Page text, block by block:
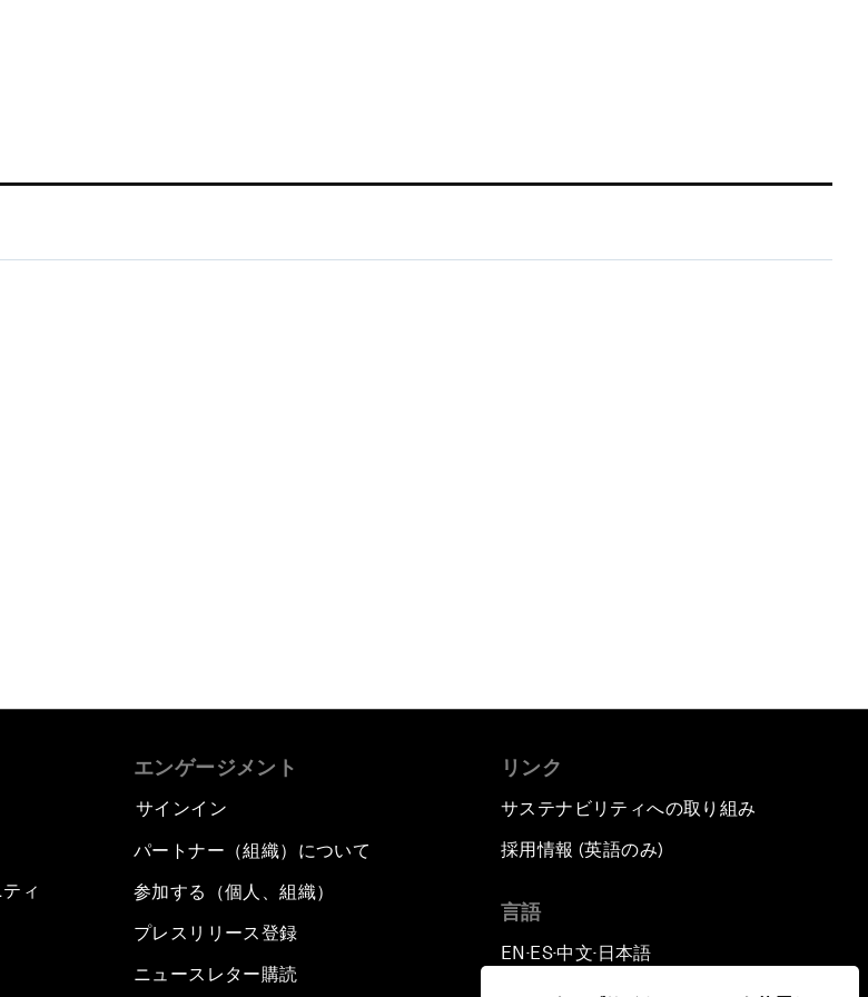
ィ
エンゲージメント
サインイン
パートナー（組織）について
参加する（個人、組織）
プレスリリース登録
ニュースレター購読
リンク
サステナビリティへの取り組み
採用情報 (英語のみ)
言語
EN ▪ES▪中文▪ 日本語